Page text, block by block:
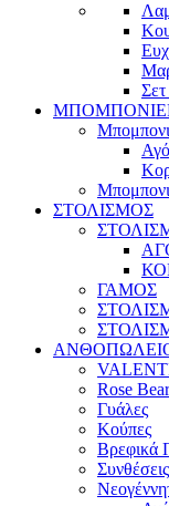
ΣΤΟΛΙΣΜΟΣ
ΓΑΜΟΣ
Rose
Γυάλες
Κούπες
Βρεφικά